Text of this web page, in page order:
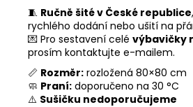
🧵 Ručně šité v České republice
rychlého dodání nebo ušití na
💌 Pro sestavení celé výbavičky
prosím kontaktujte e-mailem.
📏 Rozměr: rozložená 80×80 cm
🧼 Praní: doporučeno na 30 °C
⚠️ Sušičku nedoporučujeme